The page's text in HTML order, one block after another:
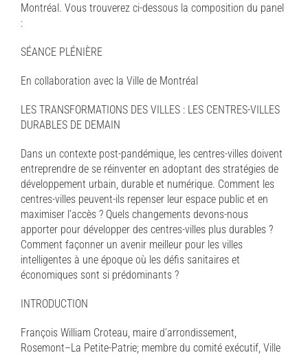
Montréal. Vous trouverez ci-dessous la composition du panel
:
SÉANCE PLÉNIÈRE
En collaboration avec la Ville de Montréal
LES TRANSFORMATIONS DES VILLES : LES CENTRES-VILLES
DURABLES DE DEMAIN
Dans un contexte post-pandémique, les centres-villes doivent
entreprendre de se réinventer en adoptant des stratégies de
développement urbain, durable et numérique. Comment les
centres-villes peuvent-ils repenser leur espace public et en
maximiser l’accès ? Quels changements devons-nous
apporter pour développer des centres-villes plus durables ?
Comment façonner un avenir meilleur pour les villes
intelligentes à une époque où les défis sanitaires et
économiques sont si prédominants ?
INTRODUCTION
François William Croteau, maire d’arrondissement,
Rosemont–La Petite-Patrie; membre du comité exécutif, Ville